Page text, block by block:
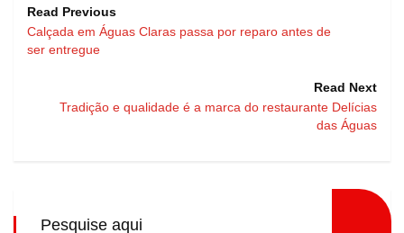
Read Previous
Calçada em Águas Claras passa por reparo antes de
ser entregue
Read Next
Tradição e qualidade é a marca do restaurante Delícias
das Águas
Pesquise aqui